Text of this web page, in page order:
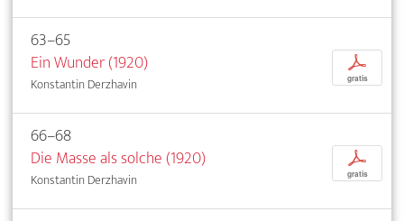
63–65
Ein Wunder (1920)
Konstantin Derzhavin
p
gratis
66–68
Die Masse als solche (1920)
Konstantin Derzhavin
p
gratis